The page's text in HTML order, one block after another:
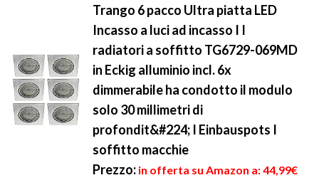
Trango 6 pacco Ultra piatta LED
Incasso a luci ad incasso I I
radiatori a soffitto TG6729-069MD
in Eckig alluminio incl. 6x
dimmerabile ha condotto il modulo
solo 30 millimetri di
profondit&#224; I Einbauspots I
soffitto macchie
Prezzo: in offerta su Amazon a: 44,99€